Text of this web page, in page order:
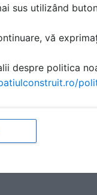
sus utilizând
vă
despre politica